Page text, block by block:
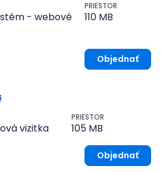
- webové
PRIESTOR
110 MB
Objednať
vizitka
PRIESTOR
105 MB
Objednať